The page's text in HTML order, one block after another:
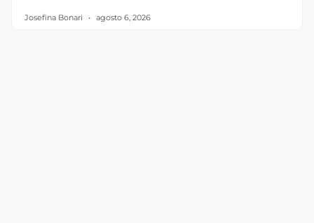
Josefina Bonari agosto 6, 2026